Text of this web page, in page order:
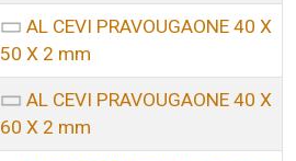
AL CEVI PRAVOUGAONE 40 X
50 X 2 mm
AL CEVI PRAVOUGAONE 40 X
60 X 2 mm